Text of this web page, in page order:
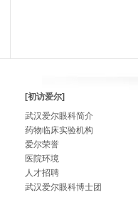
[初访爱尔]
武汉爱尔眼科简介
药物临床实验机构
爱尔荣誉
医院环境
人才招聘
武汉爱尔眼科博士团